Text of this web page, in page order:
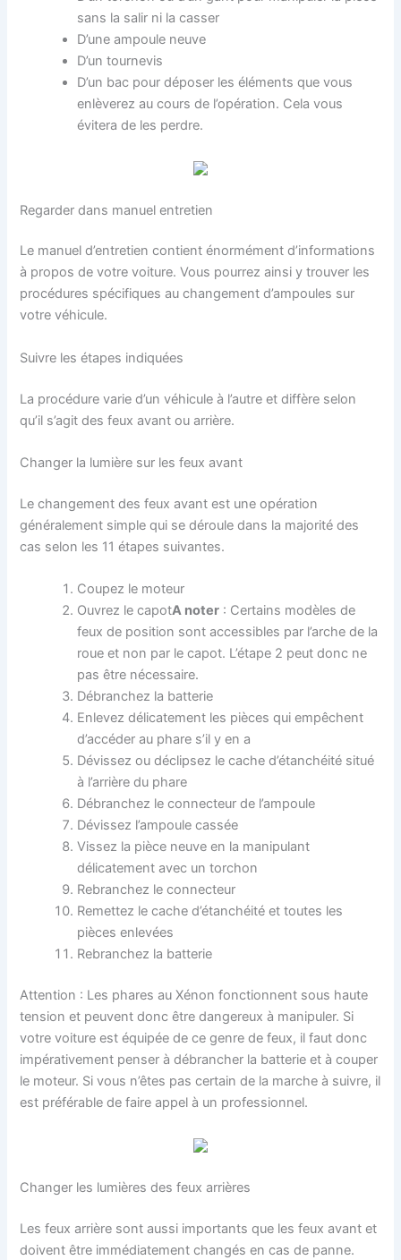
sans la salir ni la casser
D’une ampoule neuve
D’un tournevis
D’un bac pour déposer les éléments que vous
enlèverez au cours de l’opération. Cela vous
évitera de les perdre.
Regarder dans manuel entretien
Le manuel d’entretien contient énormément d’informations
à propos de votre voiture. Vous pourrez ainsi y trouver les
procédures spécifiques au changement d’ampoules sur
votre véhicule.
Suivre les étapes indiquées
La procédure varie d’un véhicule à l’autre et diffère selon
qu’il s’agit des feux avant ou arrière.
Changer la lumière sur les feux avant
Le changement des feux avant est une opération
généralement simple qui se déroule dans la majorité des
cas selon les 11 étapes suivantes.
Coupez le moteur
Ouvrez le capotA noter : Certains modèles de
feux de position sont accessibles par l’arche de la
roue et non par le capot. L’étape 2 peut donc ne
pas être nécessaire.
Débranchez la batterie
Enlevez délicatement les pièces qui empêchent
d’accéder au phare s’il y en a
Dévissez ou déclipsez le cache d’étanchéité situé
à l’arrière du phare
Débranchez le connecteur de l’ampoule
Dévissez l’ampoule cassée
Vissez la pièce neuve en la manipulant
délicatement avec un torchon
Rebranchez le connecteur
Remettez le cache d’étanchéité et toutes les
pièces enlevées
Rebranchez la batterie
Attention : Les phares au Xénon fonctionnent sous haute
tension et peuvent donc être dangereux à manipuler. Si
votre voiture est équipée de ce genre de feux, il faut donc
impérativement penser à débrancher la batterie et à couper
le moteur. Si vous n’êtes pas certain de la marche à suivre, il
est préférable de faire appel à un professionnel.
Changer les lumières des feux arrières
Les feux arrière sont aussi importants que les feux avant et
doivent être immédiatement changés en cas de panne.